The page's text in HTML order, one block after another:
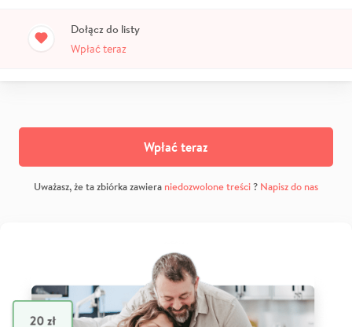
Dołącz do listy
Wpłać teraz
Wpłać teraz
Uważasz, że ta zbiórka zawiera niedozwolone treści? Napisz do nas